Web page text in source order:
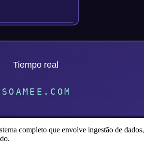
completo que envolve ingestão de